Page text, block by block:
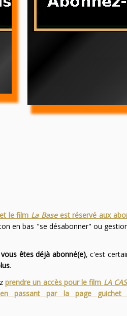
le film La Baseest réservé aux
en bas "se désabonner" ou
êtes déjà abonné(e), c'est
.
prendre un accès pour le film LA
passant par la page guichet